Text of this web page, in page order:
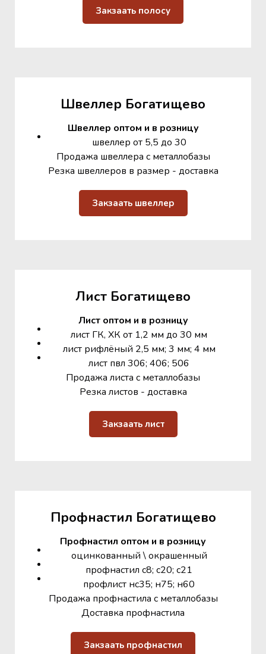
Закзаать полосу
Швеллер Богатищево
Швеллер оптом и в розницу
швеллер от 5,5 до 30
Продажа швеллера с металлобазы
Резка швеллеров в размер - доставка
Закзаать швеллер
Лист Богатищево
Лист оптом и в розницу
лист ГК, ХК от 1,2 мм до 30 мм
лист рифлёный 2,5 мм; 3 мм; 4 мм
лист пвл 306; 406; 506
Продажа листа с металлобазы
Резка листов - доставка
Закзаать лист
Профнастил Богатищево
Профнастил оптом и в розницу
оцинкованный \ окрашенный
профнастил с8; с20; с21
профлист нс35; н75; н60
Продажа профнастила с металлобазы
Доставка профнастила
Закзаать профнастил